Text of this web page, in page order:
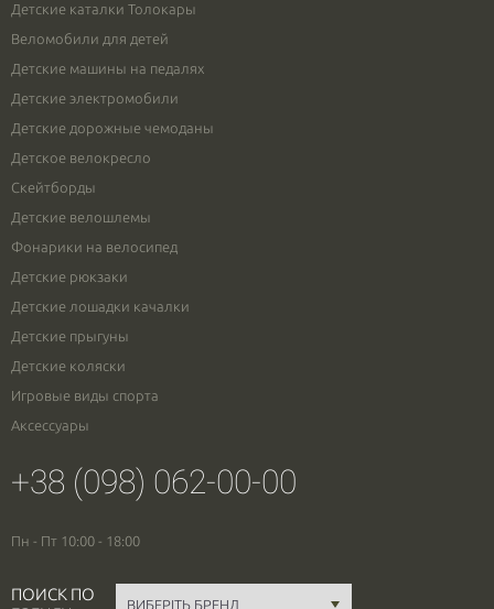
Детские каталки Толокары
Веломобили для детей
Детские машины на педалях
Детские электромобили
Детские дорожные чемоданы
Детское велокресло
Скейтборды
Детские велошлемы
Фонарики на велосипед
Детские рюкзаки
Детские лошадки качалки
Детские прыгуны
Детские коляски
Игровые виды спорта
Аксессуары
+38 (098) 062-00-00
Пн - Пт 10:00 - 18:00
ПОИСК ПО